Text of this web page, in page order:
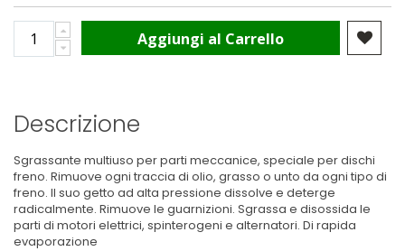
Aggiungi al Carrello
Descrizione
Sgrassante multiuso per parti meccanice, speciale per dischi
freno. Rimuove ogni traccia di olio, grasso o unto da ogni tipo di
freno. Il suo getto ad alta pressione dissolve e deterge
radicalmente. Rimuove le guarnizioni. Sgrassa e disossida le
parti di motori elettrici, spinterogeni e alternatori. Di rapida
evaporazione